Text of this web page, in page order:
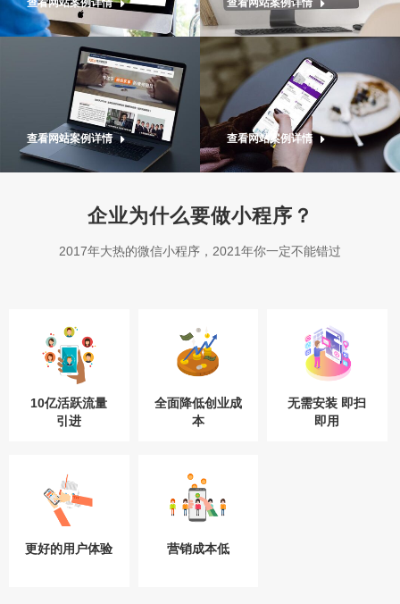
查看网站案例详情 查看网站案例详情
查看网站案例详情 查看网站案例详情
企业为什么要做小程序？
2017年大热的微信小程序，2021年你一定不能错过
10亿活跃流量
引进
全面降低创业成
本
无需安装 即扫
即用
更好的用户体验 营销成本低